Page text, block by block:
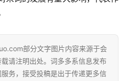
部分文字图片内容来源于会
请注明出处。词多多系信息发布
务，接受投稿是出于传递更多信